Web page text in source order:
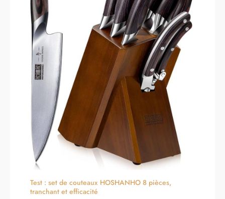
Test : set de couteaux HOSHANHO 8 pièces,
tranchant et efficacité